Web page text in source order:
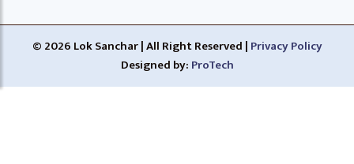
© 2026 Lok Sanchar | All Right Reserved | Privacy Policy
Designed by: ProTech